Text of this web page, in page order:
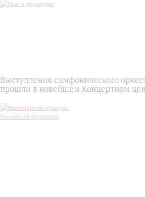
Выступления симфонического
прошли в новейшем Концертном